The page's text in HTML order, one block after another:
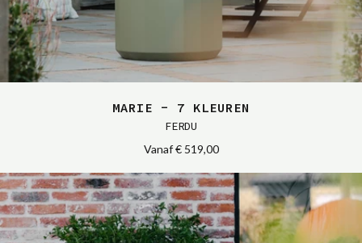
MARIE - 7 KLEUREN
FERDU
Vanaf€ 519,00